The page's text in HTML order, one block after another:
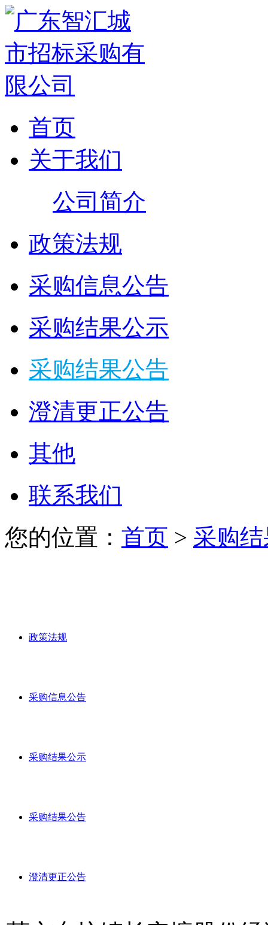
首页
关于我们
公司简介
政策法规
采购信息公告
采购结果公示
采购结果公告
澄清更正公告
其他
联系我们
您的位置： 首页 > 采购
政策法规
采购信息公告
采购结果公示
采购结果公告
澄清更正公告